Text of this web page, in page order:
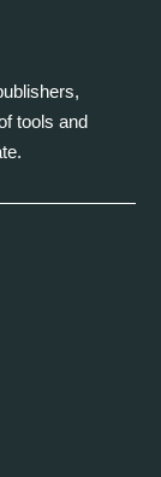
tools and